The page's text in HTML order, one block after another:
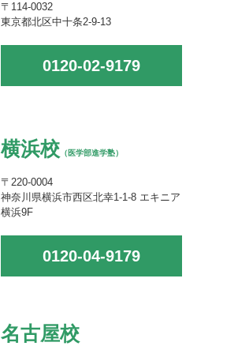
〒114-0032
東京都北区中十条2-9-13
0120-02-9179
横浜校 （医学部進学塾）
〒220-0004
神奈川県横浜市西区北幸1-1-8 エキニア
横浜9F
0120-04-9179
名古屋校